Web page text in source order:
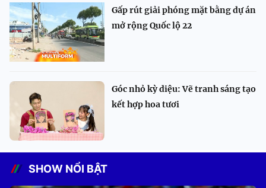
Gấp rút giải phóng mặt bằng dự án
mở rộng Quốc lộ 22
Góc nhỏ kỳ diệu: Vẽ tranh sáng tạo
kết hợp hoa tươi
SHOW NỔI BẬT